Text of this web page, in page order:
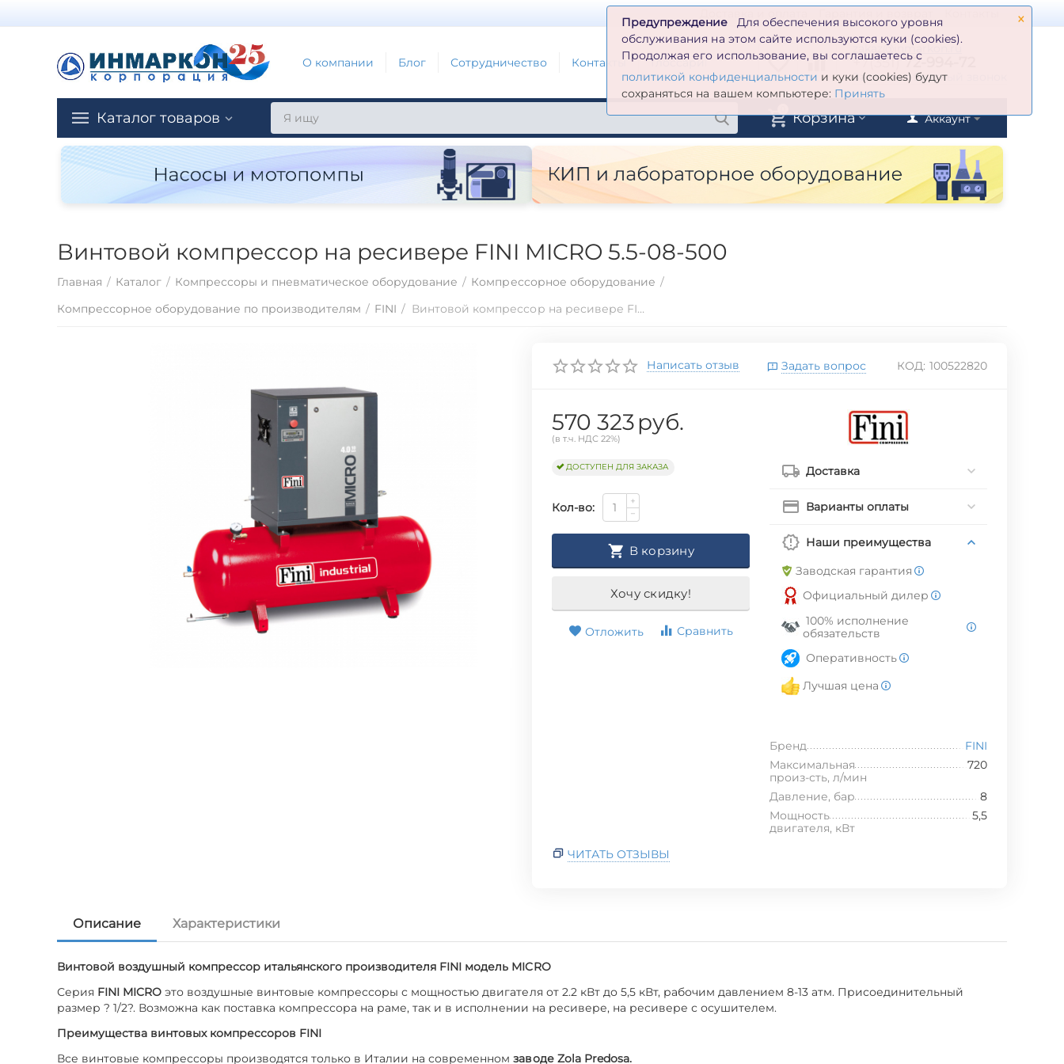
×
Предупреждение
Для обеспечения высокого уровня
обслуживания на этом сайте используются куки (cookies).
Продолжая его использование, вы соглашаетесь с
политикой конфиденциальности и куки (cookies) будут
сохраняться на вашем компьютере: Принять
О компании Блог Сотрудничество Контакты Глоссарий
zakaz@inmarkon.ru
+7(351)72-994-72
Заказать обратный звонок
Каталог товаров Аккаунт
Корзина
Винтовой компрессор на ресивере FINI MICRO 5.5-08-500
Главная / Каталог / Компрессоры и пневматическое оборудование / Компрессорное оборудование /
Компрессорное оборудование по производителям / FINI / Винтовой компрессор на ресивере FINI MICRO 5.5-08-500
Написать отзыв Задать вопрос КОД: 100522820
570 323руб.
(в т.ч. НДС 22%)
ДОСТУПЕН ДЛЯ ЗАКАЗА
Кол-во:
+
−
В корзину
Хочу скидку!
Отложить Сравнить
Доставка
Варианты оплаты
Наши преимущества
Заводская гарантия
Официальный дилер
100% исполнение
обязательств
Оперативность
Лучшая цена
Бренд
FINI
Максимальная
произ-сть, л/мин
720
Давление, бар
8
Мощность
двигателя, кВт
5,5
ЧИТАТЬ ОТЗЫВЫ
Описание Характеристики
Винтовой воздушный компрессор итальянского производителя FINI модель MICRO
Серия FINI MICROэто воздушные винтовые компрессоры с мощностью двигателя от 2.2 кВт до 5,5 кВт, рабочим давлением 8-13 атм. Присоединительный
размер ? 1/2?. Возможна как поставка компрессора на раме, так и в исполнении на ресивере, на ресивере с осушителем.
Преимущества винтовых компрессоров FINI
Все винтовые компрессоры производятся только в Италии на современномзаводе Zola Predosa.